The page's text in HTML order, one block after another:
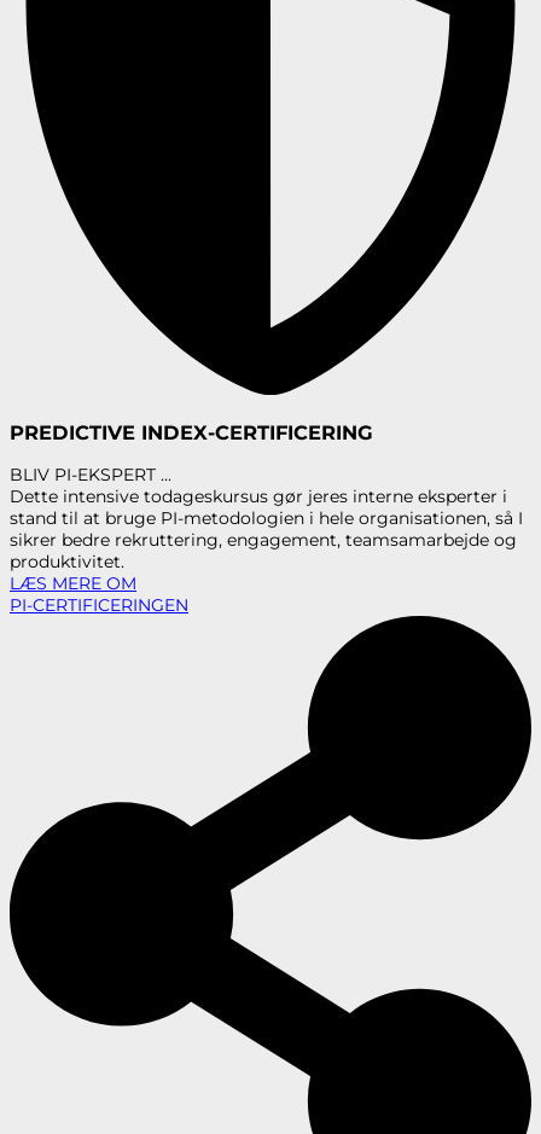
PREDICTIVE INDEX-CERTIFICERING
BLIV PI-EKSPERT ...
Dette intensive todageskursus gør jeres interne eksperter i
stand til at bruge PI-metodologien i hele organisationen, så I
sikrer bedre rekruttering, engagement, teamsamarbejde og
produktivitet.
LÆS MERE OM
PI-CERTIFICERINGEN